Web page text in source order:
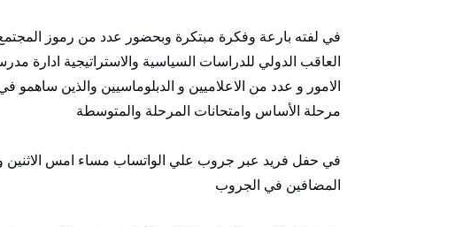
في لفته بارعة وفكرة مبتكرة وبحضور عدد من رموز
العاقب الدولي للدراسات السياسية والاستراتيجية ادارة
الامور و عدد من الاعلاميين و الدبلوماسيين والذين ساهمو
مرحلة الأساس وامتحانات المرحلة والمتوسطة
في حفل فريد عبر جروب علي الواتساب مساء امس الاثنين
المضافين في الجروب